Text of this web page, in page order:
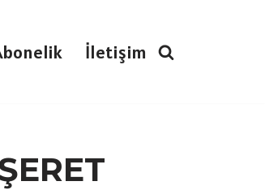
İletişim